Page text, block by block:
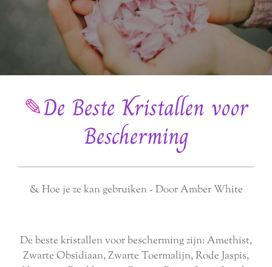
✎De Beste Kristallen voor
Bescherming
& Hoe je ze kan gebruiken - Door Amber White
De beste kristallen voor bescherming zijn: Amethist,
Zwarte Obsidiaan, Zwarte Toermalijn, Rode Jaspis,